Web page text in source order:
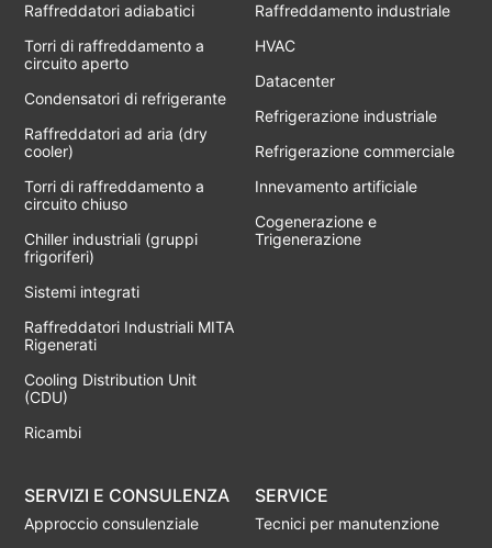
Raffreddatori adiabatici
Torri di raffreddamento a
circuito aperto
Condensatori di refrigerante
Raffreddatori ad aria (dry
cooler)
Torri di raffreddamento a
circuito chiuso
Chiller industriali (gruppi
frigoriferi)
Sistemi integrati
Raffreddatori Industriali MITA
Rigenerati
Cooling Distribution Unit
(CDU)
Ricambi
Raffreddamento industriale
HVAC
Datacenter
Refrigerazione industriale
Refrigerazione commerciale
Innevamento artificiale
Cogenerazione e
Trigenerazione
SERVIZI E CONSULENZA
Approccio consulenziale
SERVICE
Tecnici per manutenzione